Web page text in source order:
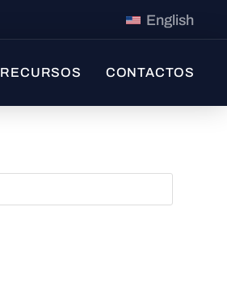
English
RECURSOS CONTACTOS